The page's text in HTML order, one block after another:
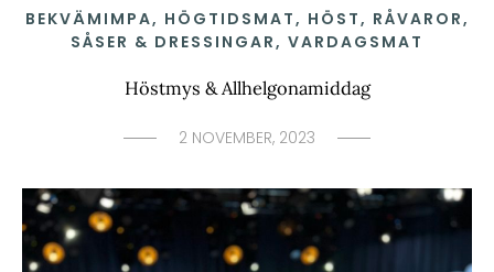
BEKVÄMIMPA, HÖGTIDSMAT, HÖST, RÅVAROR,
SÅSER & DRESSINGAR, VARDAGSMAT
Höstmys & Allhelgonamiddag
2 NOVEMBER, 2023